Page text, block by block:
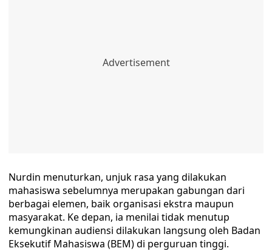
Nurdin menuturkan, unjuk rasa yang dilakukan
mahasiswa sebelumnya merupakan gabungan dari
berbagai elemen, baik organisasi ekstra maupun
masyarakat. Ke depan, ia menilai tidak menutup
kemungkinan audiensi dilakukan langsung oleh Badan
Eksekutif Mahasiswa (BEM) di perguruan tinggi.